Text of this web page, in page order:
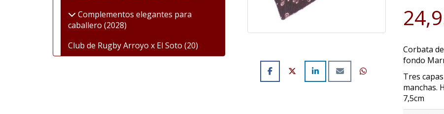
Corbata
fondo
Tres
manchas.
7,5cm
Complementos elegantes para
caballero (2028)
Club de Rugby Arroyo x El Soto (20)